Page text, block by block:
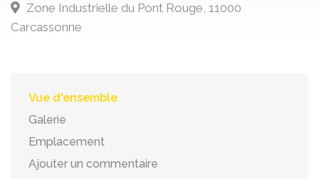
Zone Industrielle du Pont Rouge, 11000
Carcassonne
Vue d'ensemble
Galerie
Emplacement
Ajouter un commentaire